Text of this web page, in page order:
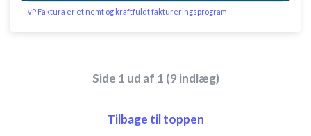
vP Faktura er et nemt og kraftfuldt faktureringsprogram
Side 1 ud af 1 (9 indlæg)
Tilbage til toppen
anmodede oplysninger